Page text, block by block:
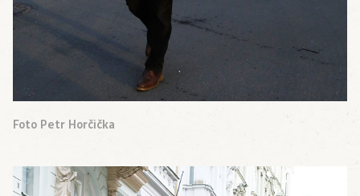
Foto Petr Horčička